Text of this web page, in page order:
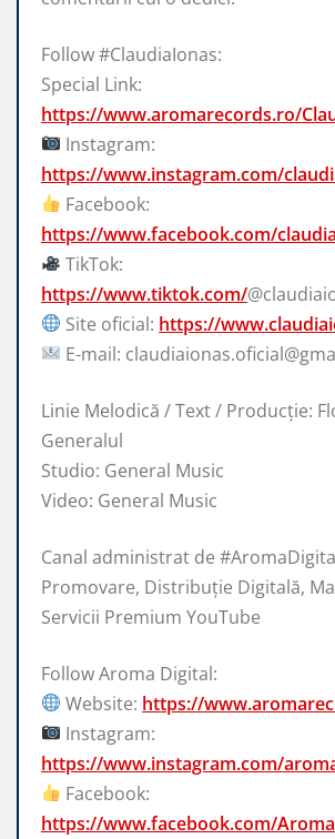
Follow #ClaudiaIonas:
Special Link:
https://www.aromarecords.ro/
Instagram:
https://www.instagram.com/
Facebook:
https://www.facebook.com/
TikTok:
https://www.tiktok.com/
Site oficial: https://
E-mail:
Linie Melodică / Text / Producție:
Generalul
Studio: General Music
Video: General Music
Canal administrat de
Promovare, Distribuție Digitală,
Servicii Premium YouTube
Follow Aroma Digital:
Website: https://
Instagram:
https://www.instagram.com/
Facebook:
https://www.facebook.com/